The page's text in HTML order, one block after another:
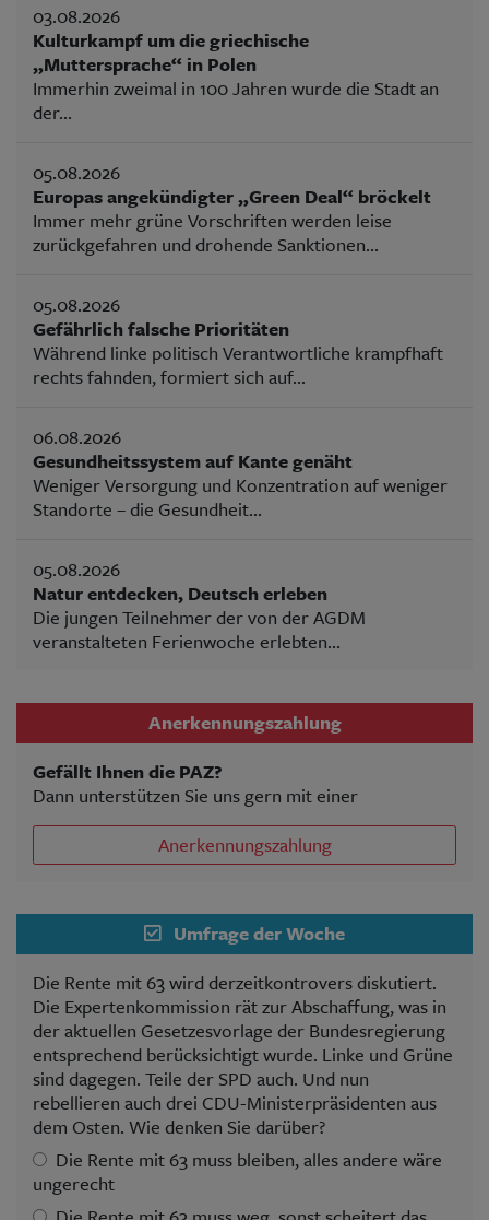
03.08.2026
Kulturkampf um die griechische
„Muttersprache“ in Polen
Immerhin zweimal in 100 Jahren wurde die Stadt an
der...
05.08.2026
Europas angekündigter „Green Deal“ bröckelt
Immer mehr grüne Vorschriften werden leise
zurückgefahren und drohende Sanktionen...
05.08.2026
Gefährlich falsche Prioritäten
Während linke politisch Verantwortliche krampfhaft
rechts fahnden, formiert sich auf...
06.08.2026
Gesundheitssystem auf Kante genäht
Weniger Versorgung und Konzentration auf weniger
Standorte – die Gesundheit...
05.08.2026
Natur entdecken, Deutsch erleben
Die jungen Teilnehmer der von der AGDM
veranstalteten Ferienwoche erlebten...
Anerkennungszahlung
Gefällt Ihnen die PAZ?
Dann unterstützen Sie uns gern mit einer
Anerkennungszahlung
Umfrage der Woche
Die Rente mit 63 wird derzeitkontrovers diskutiert.
Die Expertenkommission rät zur Abschaffung, was in
der aktuellen Gesetzesvorlage der Bundesregierung
entsprechend berücksichtigt wurde. Linke und Grüne
sind dagegen. Teile der SPD auch. Und nun
rebellieren auch drei CDU-Ministerpräsidenten aus
dem Osten. Wie denken Sie darüber?
Die Rente mit 63 muss bleiben, alles andere wäre
ungerecht